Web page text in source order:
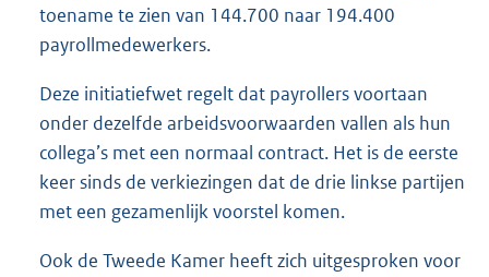
toename te zien van 144.700 naar 194.400
payrollmedewerkers.
Deze initiatiefwet regelt dat payrollers voortaan
onder dezelfde arbeidsvoorwaarden vallen als hun
collega’s met een normaal contract. Het is de eerste
keer sinds de verkiezingen dat de drie linkse partijen
met een gezamenlijk voorstel komen.
Ook de Tweede Kamer heeft zich uitgesproken voor